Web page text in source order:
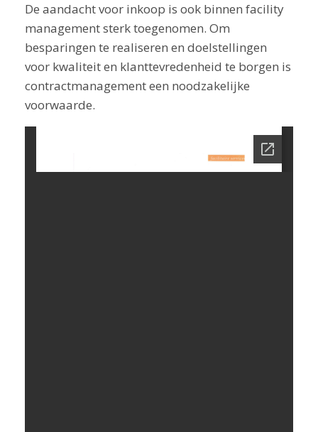
De aandacht voor inkoop is ook binnen facility
management sterk toegenomen. Om
besparingen te realiseren en doelstellingen
voor kwaliteit en klanttevredenheid te borgen is
contractmanagement een noodzakelijke
voorwaarde.